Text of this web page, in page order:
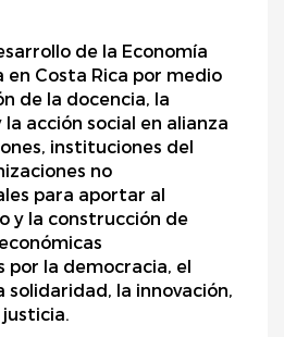
de la Economía
en Costa Rica por medio
de la docencia, la
acción social en alianza
instituciones del
no
para aportar al
y la construcción de
por la democracia, el
solidaridad, la innovación,